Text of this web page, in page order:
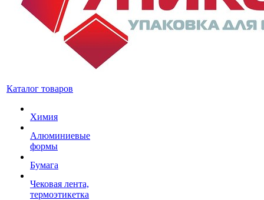
Каталог товаров
Химия
Алюминиевые
формы
Бумага
Чековая лента,
термоэтикетка